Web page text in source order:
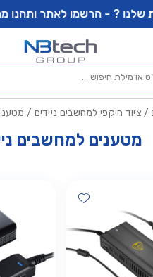
שלנו ? - הרשמו לאתר ותהנו
/ ציוד היקפי למחשבים ניידים /
מטענים למחשבים
Add wishlist